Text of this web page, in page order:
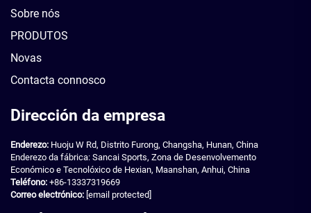
Sobre nós
PRODUTOS
Novas
Contacta connosco
Dirección da empresa
Enderezo: Huoju W Rd, Distrito Furong, Changsha, Hunan, China
Enderezo da fábrica: Sancai Sports, Zona de Desenvolvemento
Económico e Tecnolóxico de Hexian, Maanshan, Anhui, China
Teléfono: +86-13337319669
Correo electrónico: [email protected]